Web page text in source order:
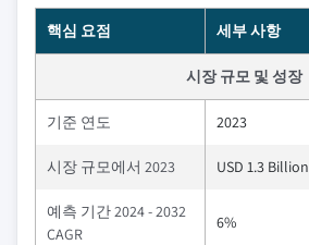
핵심 요점 세부 사항
시장 규모 및 성장
기준 연도 2023
시장 규모에서 2023 USD 1.3 Billion
예측 기간 2024 - 2032
CAGR
6%